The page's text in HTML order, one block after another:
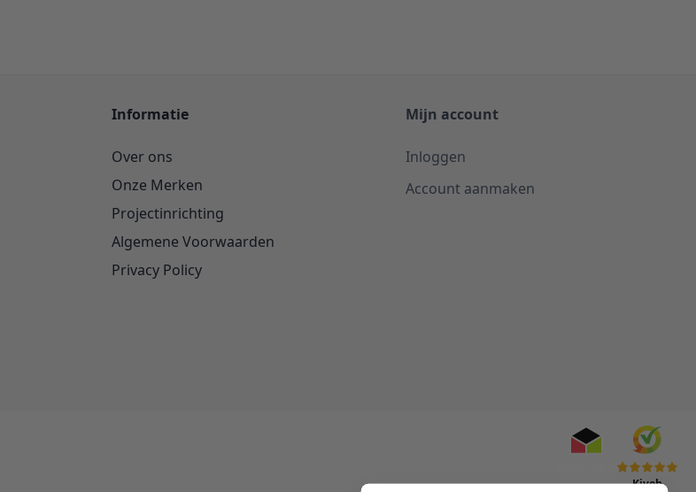
Informatie
Over ons
Onze Merken
Projectinrichting
Algemene Voorwaarden
Privacy Policy
Mijn account
Inloggen
Account aanmaken
Kiyoh